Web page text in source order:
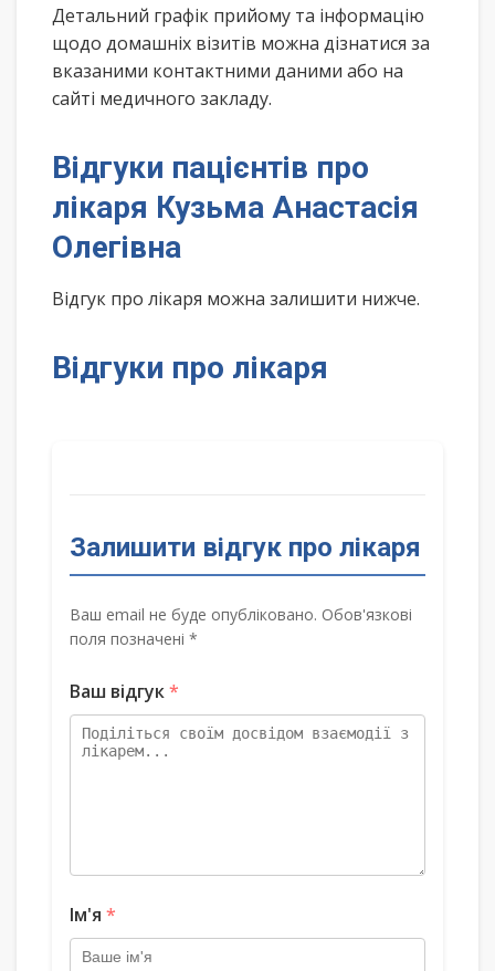
Детальний графік прийому та інформацію
щодо домашніх візитів можна дізнатися за
вказаними контактними даними або на
сайті медичного закладу.
Відгуки пацієнтів про
лікаря Кузьма Анастасія
Олегівна
Відгук про лікаря можна залишити нижче.
Відгуки про лікаря
Залишити відгук про лікаря
Ваш email не буде опубліковано. Обов'язкові
поля позначені *
Ваш відгук*
Ім'я *